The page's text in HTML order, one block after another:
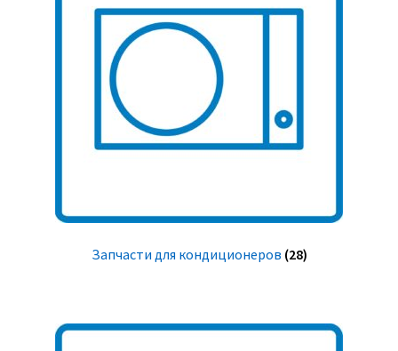
Запчасти для кондиционеров (28)